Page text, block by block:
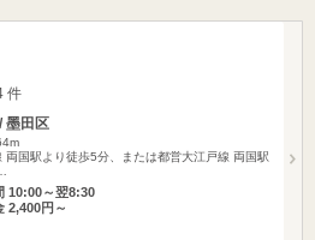
件
墨田区
両国駅より徒歩5分、または都営大江戸線 両国駅
10:00～翌8:30
2,400円～